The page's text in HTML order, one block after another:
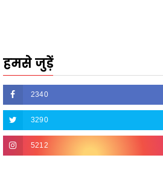
2340
3290
5212
R.O.NO. 13954/151 Advertisement Carousel